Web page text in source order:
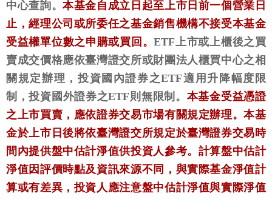
中心查詢。本基金自成立日起至上市日前一個營業日
止，經理公司或所委任之基金銷售機構不接受本基金
受益權單位數之申購或買回。ETF上市或上櫃後之買
賣成交價格應依臺灣證交所或財團法人櫃買中心之相
關規定辦理，投資國內證券之ETF適用升降幅度限
制，投資國外證券之ETF則無限制。 本基金受益憑證
之上市買賣，應依證券交易市場有關規定辦理。本基
金於上市日後將依臺灣證交所規定於臺灣證券交易時
間內提供盤中估計淨值供投資人參考。計算盤中估計
淨值因評價時點及資訊來源不同，與實際基金淨值計
算或有差異，投資人應注意盤中估計淨值與實際淨值